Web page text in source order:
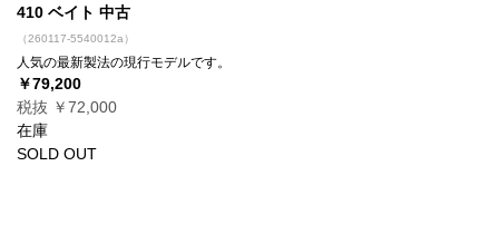
410 ベイト 中古
（260117-5540012a）
人気の最新製法の現行モデルです。
￥79,200
税抜 ￥72,000
在庫
SOLD OUT